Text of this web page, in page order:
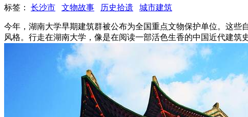
标签： 长沙市 文物故事 历史拾遗 城市建筑
今年，湖南大学早期建筑群被公布为全国重点文物保护单位。这
风格。行走在湖南大学，像是在阅读一部活色生香的中国近代建筑史